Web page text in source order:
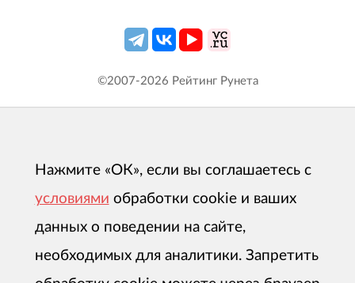
©2007-2026 Рейтинг Рунета
Нажмите «ОК», если вы соглашаетесь с
условиями обработки cookie и ваших
данных о поведении на сайте,
необходимых для аналитики. Запретить